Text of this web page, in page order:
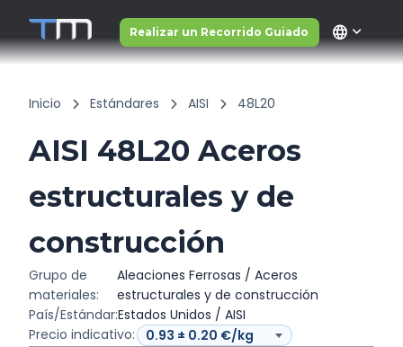
Realizar un Recorrido Guiado language
Inicio Estándares AISI 48L20
AISI 48L20 Aceros
estructurales y de
construcción
Grupo de
materiales:
Aleaciones Ferrosas / Aceros
estructurales y de construcción
País/Estándar:Estados Unidos / AISI
Precio indicativo: